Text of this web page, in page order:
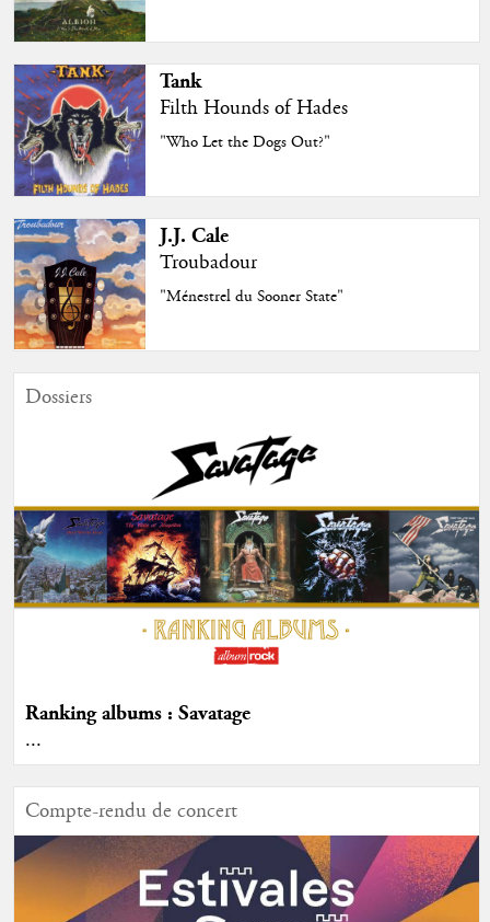
Tank
Filth Hounds of Hades
"Who Let the Dogs Out?"
J.J. Cale
Troubadour
"Ménestrel du Sooner State"
Dossiers
Ranking albums : Savatage
...
Compte-rendu de concert